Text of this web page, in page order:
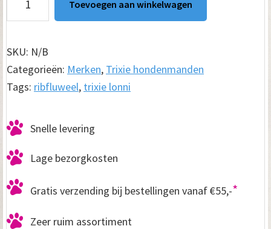
Hondenmand
Antraciet
aantal
Toevoegen aan winkelwagen
SKU: N/B
Categorieën: Merken, Trixie hondenmanden
Tags: ribfluweel, trixie lonni
Snelle levering
Lage bezorgkosten
Gratis verzending bij bestellingen vanaf €55,-*
Zeer ruim assortiment